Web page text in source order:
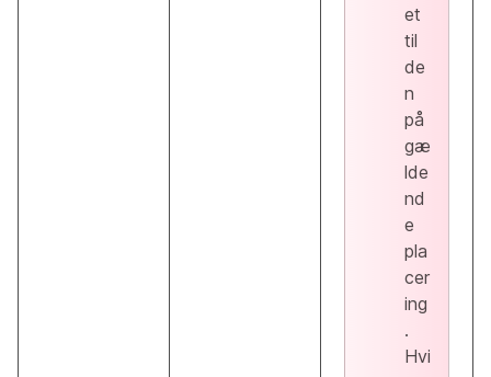
et
til
de
n
på
gæ
lde
nd
e
pla
cer
ing
.
Hvi